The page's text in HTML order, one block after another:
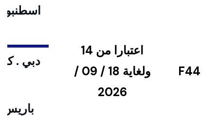
F44
اعتبارا من 14
ولغاية 18 / 09 /
2026
دبي .
باريس